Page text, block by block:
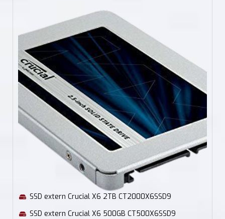
SSD extern Crucial X6 2TB CT2000X6SSD9
SSD extern Crucial X6 500GB CT500X6SSD9